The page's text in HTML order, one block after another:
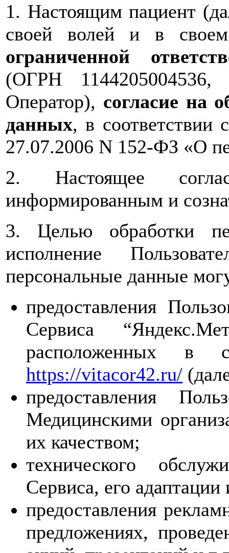
1. Настоящим пациент
своей волей и в
ограниченной
(ОГРН
Оператор), согласие на
данных, в соответствии
27.07.2006 N 152-ФЗ «О
2. Настоящее
информированным и
3. Целью обработки
исполнение
персональные данные
предоставления
Сервиса
расположенных в
https://vitacor42.ru/
предоставления
Медицинскими
их качеством;
технического
Сервиса, его
предоставления
предложениях,